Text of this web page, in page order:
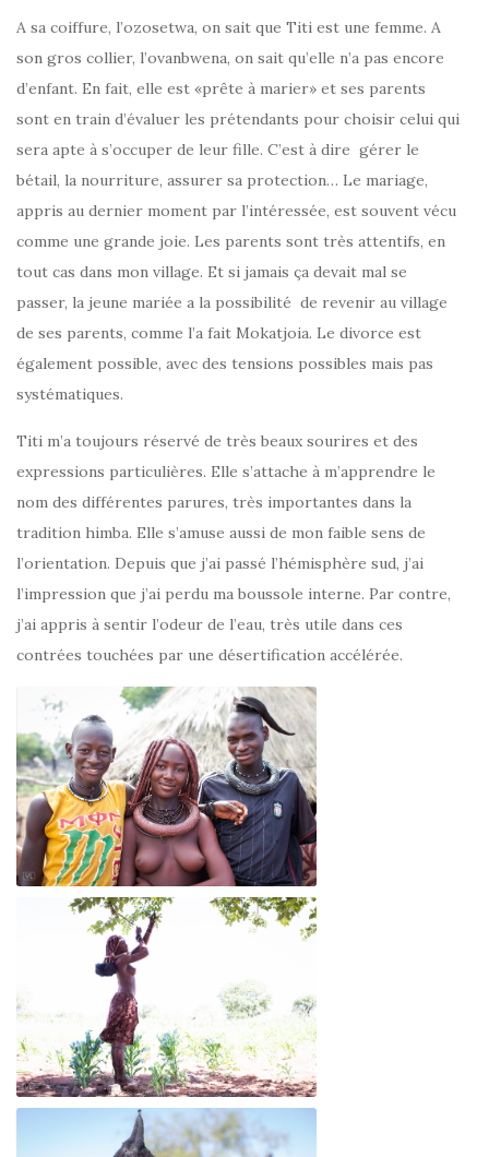
A sa coiffure, l’ozosetwa, on sait que Titi est une femme. A
son gros collier, l’ovanbwena, on sait qu’elle n’a pas encore
d’enfant. En fait, elle est «prête à marier» et ses parents
sont en train d’évaluer les prétendants pour choisir celui qui
sera apte à s’occuper de leur fille. C’est à dire gérer le
bétail, la nourriture, assurer sa protection… Le mariage,
appris au dernier moment par l’intéressée, est souvent vécu
comme une grande joie. Les parents sont très attentifs, en
tout cas dans mon village. Et si jamais ça devait mal se
passer, la jeune mariée a la possibilité de revenir au village
de ses parents, comme l’a fait Mokatjoia. Le divorce est
également possible, avec des tensions possibles mais pas
systématiques.
Titi m’a toujours réservé de très beaux sourires et des
expressions particulières. Elle s’attache à m’apprendre le
nom des différentes parures, très importantes dans la
tradition himba. Elle s’amuse aussi de mon faible sens de
l’orientation. Depuis que j’ai passé l’hémisphère sud, j’ai
l’impression que j’ai perdu ma boussole interne. Par contre,
j’ai appris à sentir l’odeur de l’eau, très utile dans ces
contrées touchées par une désertification accélérée.